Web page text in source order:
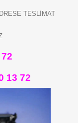
TESLİMAT
13 72